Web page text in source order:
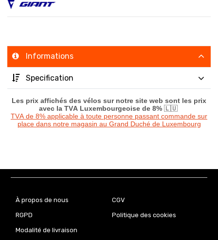
Informations
Specification
Les prix affichés des vélos sur notre site web sont les prix
avec la TVA Luxembourgeoise de 8% 🇱🇺
TVA de 8% applicable à toute personne passant commande sur
place dans notre magasin au Grand Duché de Luxembourg
À propos de nous CGV
RGPD Politique des cookies
Modalité de livraison